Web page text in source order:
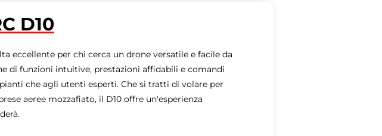
D10
eccellente per chi cerca un drone versatile e facile da
di funzioni intuitive, prestazioni affidabili e comandi
che agli utenti esperti. Che si tratti di volare per
aeree mozzafiato, il D10 offre un'esperienza